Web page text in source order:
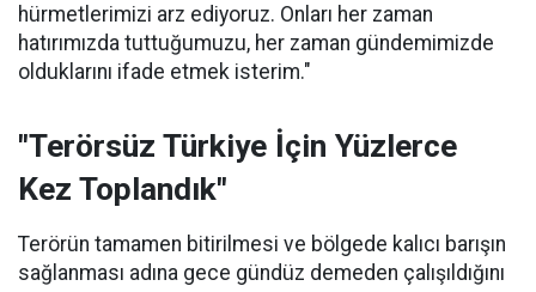
hürmetlerimizi arz ediyoruz. Onları her zaman
hatırımızda tuttuğumuzu, her zaman gündemimizde
olduklarını ifade etmek isterim."
"Terörsüz Türkiye İçin Yüzlerce
Kez Toplandık"
Terörün tamamen bitirilmesi ve bölgede kalıcı barışın
sağlanması adına gece gündüz demeden çalışıldığını